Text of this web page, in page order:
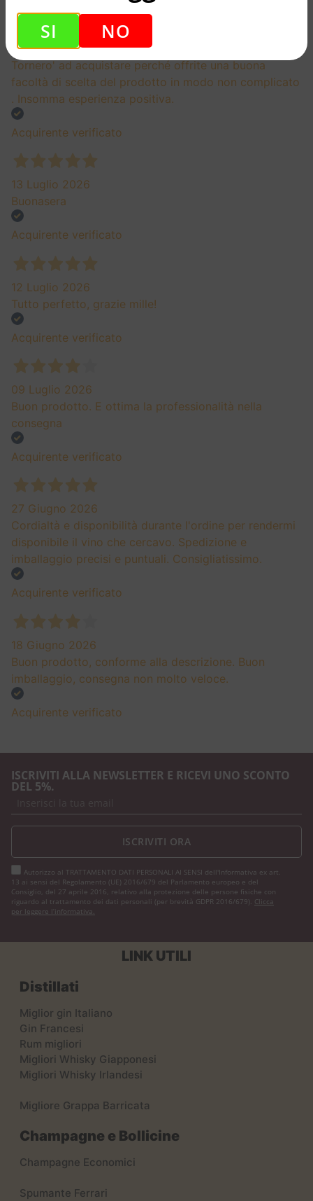
20 Luglio 2026
Tornero' ad acquistare perché offrite una buona
facoltà di scelta del prodotto in modo non complicato
. Insomma esperienza positiva.
Acquirente verificato
13 Luglio 2026
Buonasera
Acquirente verificato
12 Luglio 2026
Tutto perfetto, grazie mille!
Acquirente verificato
09 Luglio 2026
Buon prodotto. E ottima la professionalità nella
consegna
Acquirente verificato
27 Giugno 2026
Cordialtà e disponibilità durante l'ordine per rendermi
disponibile il vino che cercavo. Spedizione e
imballaggio precisi e puntuali. Consigliatissimo.
Acquirente verificato
18 Giugno 2026
Buon prodotto, conforme alla descrizione. Buon
imballaggio, consegna non molto veloce.
Acquirente verificato
ISCRIVITI ALLA NEWSLETTER E RICEVI UNO SCONTO
DEL 5%.
Autorizzo al TRATTAMENTO DATI PERSONALI AI SENSI dell'Informativa ex art.
13 ai sensi del Regolamento (UE) 2016/679 del Parlamento europeo e del
Consiglio, del 27 aprile 2016, relativo alla protezione delle persone fisiche con
riguardo al trattamento dei dati personali (per brevità GDPR 2016/679). Clicca
per leggere l’informativa.
ISCRIVITI ORA
LINK UTILI
Distillati
Miglior gin Italiano
Gin Francesi
Rum migliori
Migliori Whisky Giapponesi
Migliori Whisky Irlandesi
Migliore Grappa Barricata
Champagne e Bollicine
Champagne Economici
Spumante Ferrari
SI NO